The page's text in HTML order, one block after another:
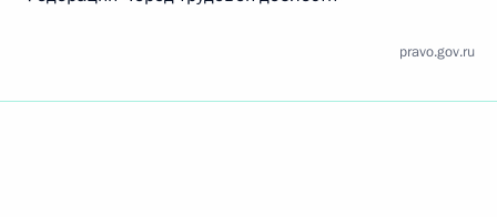
pravo.gov.ru